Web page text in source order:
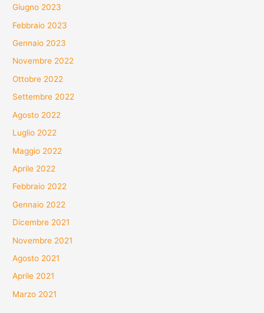
Giugno 2023
Febbraio 2023
Gennaio 2023
Novembre 2022
Ottobre 2022
Settembre 2022
Agosto 2022
Luglio 2022
Maggio 2022
Aprile 2022
Febbraio 2022
Gennaio 2022
Dicembre 2021
Novembre 2021
Agosto 2021
Aprile 2021
Marzo 2021